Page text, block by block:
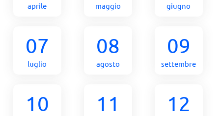
aprile maggio giugno
07
luglio
08
agosto
09
settembre
10 11 12